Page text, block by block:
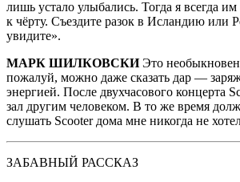
лишь устало улыбались. Тогда я всегда
к чёрту. Съездите разок в Исландию или
увидите».
МАРК ШИЛКОВСКИЭто
пожалуй, можно даже сказать дар —
энергией. После двухчасового концерта
зал другим человеком. В то же время
слушать Scooter дома мне никогда не
ЗАБАВНЫЙ РАССКАЗ